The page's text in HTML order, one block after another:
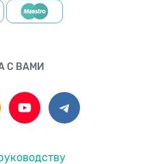
С ВАМИ